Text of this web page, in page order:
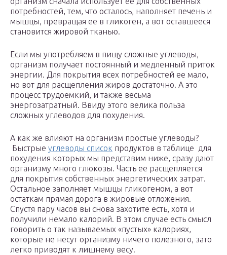
потребностей, тем, что осталось, наполняет печень и
мышцы, превращая ее в гликоген, а вот оставшееся
становится жировой тканью.
Если мы употребляем в пищу сложные углеводы,
организм получает постоянный и медленный приток
энергии. Для покрытия всех потребностей ее мало,
но вот для расщепления жиров достаточно. А это
процесс трудоемкий, и также весьма
энергозатратный. Ввиду этого велика польза
сложных углеводов для похудения.
А как же влияют на организм простые углеводы?
Быстрые углеводы список продуктов в таблице для
похудения которых мы представим ниже, сразу дают
организму много глюкозы. Часть ее расщепляется
для покрытия собственных энергетических затрат.
Остальное заполняет мышцы гликогеном, а вот
остаткам прямая дорога в жировые отложения.
Спустя пару часов вы снова захотите есть, хотя и
получили немало калорий. В этом случае есть смысл
говорить о так называемых «пустых» калориях,
которые не несут организму ничего полезного, зато
легко приводят к лишнему весу.